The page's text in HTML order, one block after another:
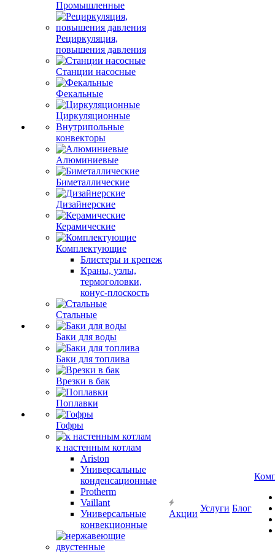
Промышленные
Рециркуляция,
повышения давления
Станции насосные
Фекальные
Циркуляционные
Внутрипольные
конвекторы
Алюминиевые
Биметаллические
Дизайнерские
Керамические
Комплектующие
Блистеры и крепеж
Краны, узлы,
термоголовки,
конус-плоскость
Стальные
Баки для воды
Баки для топлива
Врезки в бак
Поплавки
Гофры
к настенным котлам
Ariston
Универсальные
конденсационные
Protherm
Vaillant
Универсальные
конвекционные
Акции
Услуги Блог